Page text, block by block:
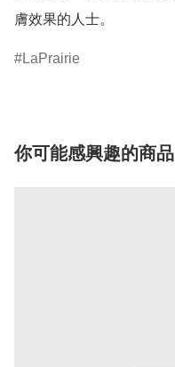
膚效果的人士。
LaPrairie
你可能感興趣的商品